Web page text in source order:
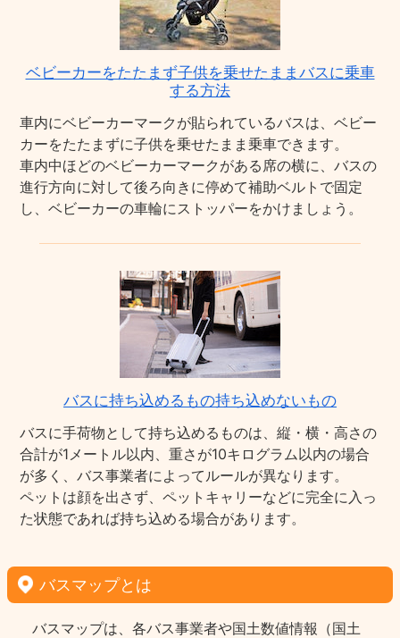
ベビーカーをたたまず子供を乗せたままバスに乗車
する方法
車内にベビーカーマークが貼られているバスは、ベビー
カーをたたまずに子供を乗せたまま乗車できます。
車内中ほどのベビーカーマークがある席の横に、バスの
進行方向に対して後ろ向きに停めて補助ベルトで固定
し、ベビーカーの車輪にストッパーをかけましょう。
バスに持ち込めるもの持ち込めないもの
バスに手荷物として持ち込めるものは、縦・横・高さの
合計が1メートル以内、重さが10キログラム以内の場合
が多く、バス事業者によってルールが異なります。
ペットは顔を出さず、ペットキャリーなどに完全に入っ
た状態であれば持ち込める場合があります。
バスマップとは
バスマップは、各バス事業者や国土数値情報（国土